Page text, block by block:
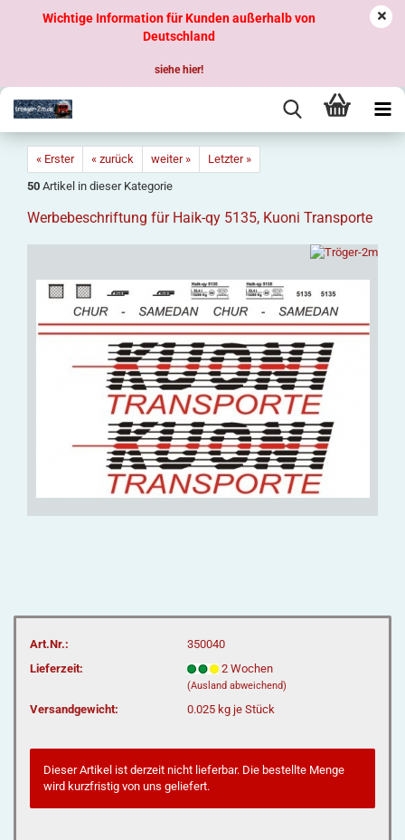
Wichtige Information für Kunden außerhalb von
Deutschland
siehe hier!
« Erster « zurück weiter »
Letzter »
50 Artikel in dieser Kategorie
Werbebeschriftung für Haik-qy 5135, Kuoni Transporte
Art.Nr.:
350040
Lieferzeit:
2 Wochen
(Ausland abweichend)
Versandgewicht: 0.025 kg je Stück
Dieser Artikel ist derzeit nicht lieferbar. Die bestellte Menge
wird kurzfristig von uns geliefert.